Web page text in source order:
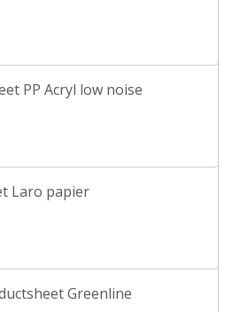
PP Acryl low noise
Laro papier
Greenline